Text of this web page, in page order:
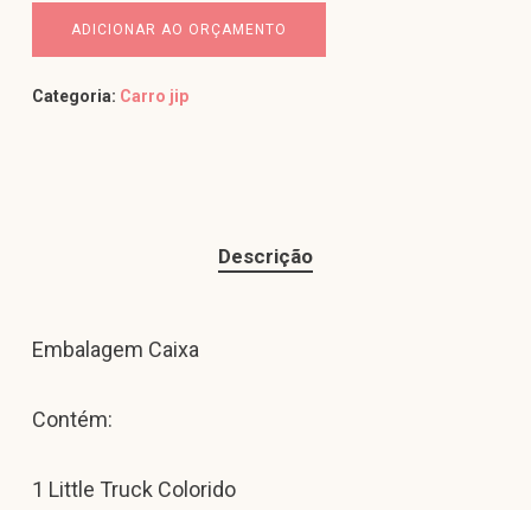
ADICIONAR AO ORÇAMENTO
Categoria: Carro jip
Descrição
Embalagem Caixa
Contém:
1 Little Truck Colorido